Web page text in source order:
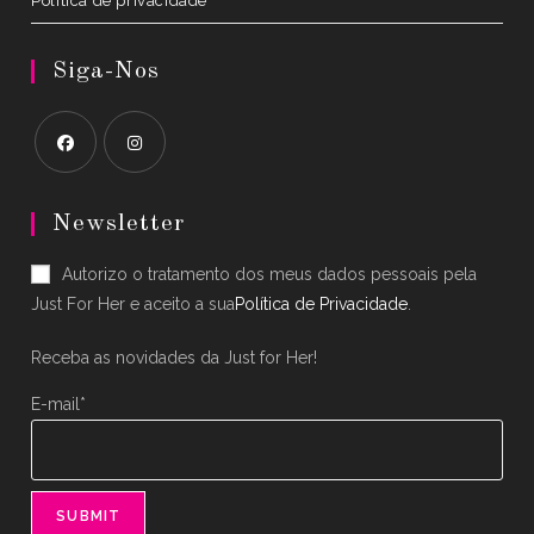
Siga-Nos
in
new
tab
in
new
tab
Newsletter
Autorizo o tratamento dos meus dados pessoais pela
Just For Her e aceito a suaPolítica de Privacidade.
Receba as novidades da Just for Her!
E-mail*